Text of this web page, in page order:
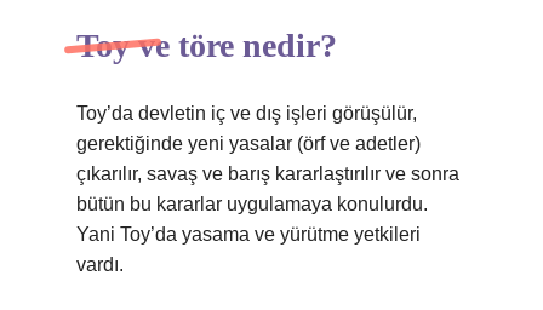
Toy ve töre nedir?
Toy’da devletin iç ve dış işleri görüşülür,
gerektiğinde yeni yasalar (örf ve adetler)
çıkarılır, savaş ve barış kararlaştırılır ve sonra
bütün bu kararlar uygulamaya konulurdu.
Yani Toy’da yasama ve yürütme yetkileri
vardı.